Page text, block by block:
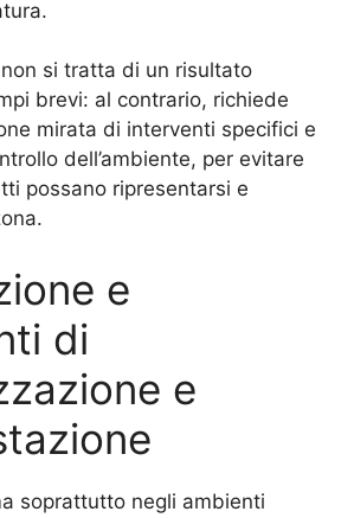
si tratta di un risultato
brevi: al contrario, richiede
mirata di interventi specifici e
dell’ambiente, per evitare
possano ripresentarsi e
e
di
e
soprattutto negli ambienti